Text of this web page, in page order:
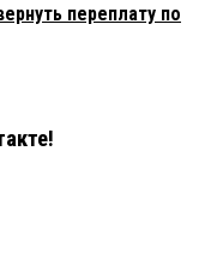
переплату по